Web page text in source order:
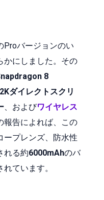
Proバージョンのい
かにしました。その
8
2Kダイレクトスクリ
、およびワイヤレス
報告によれば、この
ープレンズ、防水性
れる約6000mAhのバ
ています。